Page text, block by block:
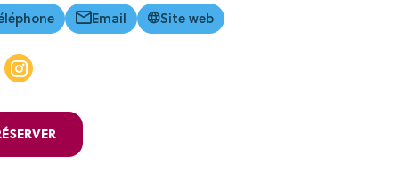
Email Site web